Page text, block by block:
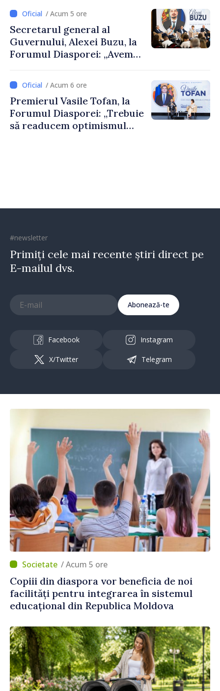
despre parcursul european
al Republicii Moldova.
/ Acum 5 ore
Secretarul general al
Guvernului, Alexei Buzu, la
Forumul Diasporei: „Avem
dumneavoastră pentru a
construi comunități mai
puternice”
/ Acum 6 ore
Premierul Vasile Tofan, la
Forumul Diasporei: „Trebuie
să readucem optimismul
#newsletter
Primiți cele mai recente știri direct pe
E-mailul dvs.
Abonează-te
Facebook Instagram
X/Twitter Telegram
/ Acum 5 ore
Copiii din diaspora vor beneficia de noi
facilități pentru integrarea în sistemul
educațional din Republica Moldova